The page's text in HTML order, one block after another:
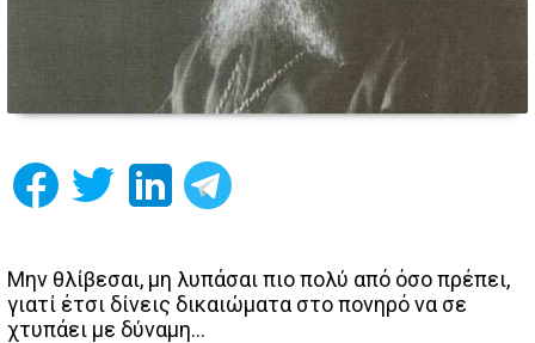
Μην θλίβεσαι, μη λυπάσαι πιο πολύ από όσο πρέπει,
γιατί έτσι δίνεις δικαιώματα στο πονηρό να σε
χτυπάει με δύναμη…